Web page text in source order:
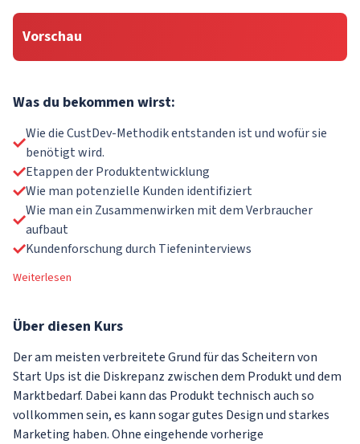
Vorschau
Was du bekommen wirst:
Wie die CustDev-Methodik entstanden ist und wofür sie
benötigt wird.
Etappen der Produktentwicklung
Wie man potenzielle Kunden identifiziert
Wie man ein Zusammenwirken mit dem Verbraucher
aufbaut
Kundenforschung durch Tiefeninterviews
Weiterlesen
Über diesen Kurs
Der am meisten verbreitete Grund für das Scheitern von
Start Ups ist die Diskrepanz zwischen dem Produkt und dem
Marktbedarf. Dabei kann das Produkt technisch auch so
vollkommen sein, es kann sogar gutes Design und starkes
Marketing haben. Ohne eingehende vorherige